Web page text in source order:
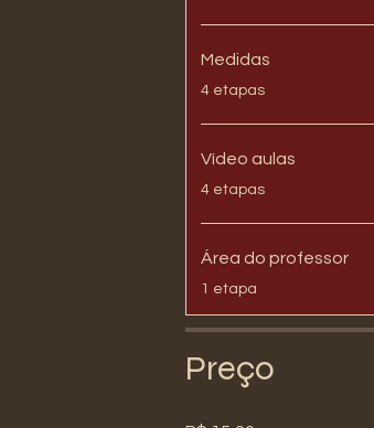
Medidas
.
4 etapas
Vídeo aulas
.
4 etapas
Área do professor
.1 etapa
Preço